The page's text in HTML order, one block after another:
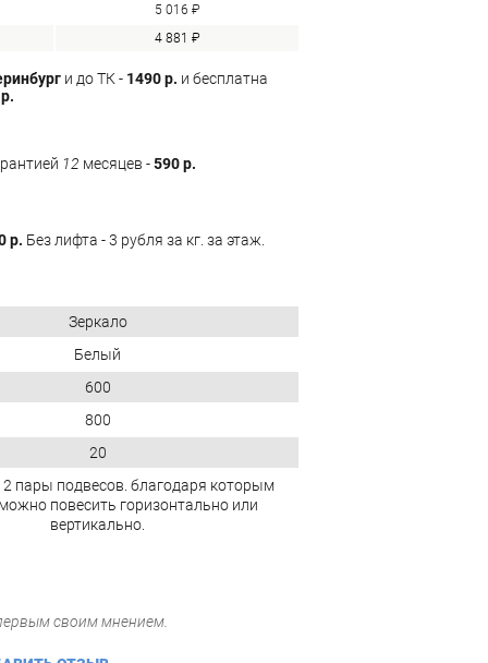
5 016 ₽
4 881 ₽
и до ТК - 1490 р. и бесплатна
12 месяцев -590 р.
р. Без лифта - 3 рубля за кг. за этаж.
Зеркало
Белый
600
800
20
2 пары подвесов. благодаря которым
повесить горизонтально или
вертикально.
своим мнением.